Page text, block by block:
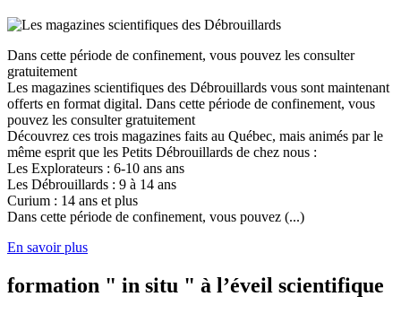
Dans cette période de confinement, vous pouvez les consulter
gratuitement
Les magazines scientifiques des Débrouillards vous sont maintenant
offerts en format digital. Dans cette période de confinement, vous
pouvez les consulter gratuitement
Découvrez ces trois magazines faits au Québec, mais animés par le
même esprit que les Petits Débrouillards de chez nous :
Les Explorateurs : 6-10 ans ans
Les Débrouillards : 9 à 14 ans
Curium : 14 ans et plus
Dans cette période de confinement, vous pouvez (...)
En savoir plus
formation " in situ " à l’éveil scientifique